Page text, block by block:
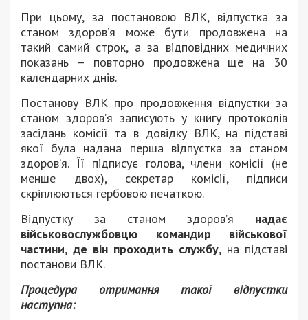
При цьому, за постановою ВЛК, відпустка за
станом здоров’я може бути продовжена на
такий самий строк, а за відповідних медичних
показань – повторно продовжена ще на 30
календарних днів.
Постанову ВЛК про продовження відпустки за
станом здоров’я записують у книгу протоколів
засідань комісії та в довідку ВЛК, на підставі
якої була надана перша відпустка за станом
здоров’я. Її підписує голова, члени комісії (не
менше двох), секретар комісії, підписи
скріплюються гербовою печаткою.
Відпустку за станом здоров’я надає
військовослужбовцю командир військової
частини, де він проходить службу, на підставі
постанови ВЛК.
Процедура отримання такої відпустки
наступна: